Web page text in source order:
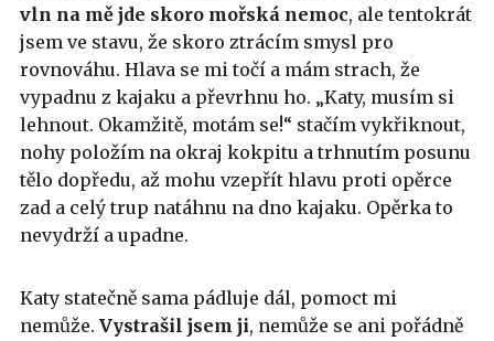
vln na mě jde skoro mořská nemoc, ale tentokrát
jsem ve stavu, že skoro ztrácím smysl pro
rovnováhu. Hlava se mi točí a mám strach, že
vypadnu z kajaku a převrhnu ho. „Katy, musím si
lehnout. Okamžitě, motám se!“ stačím vykřiknout,
nohy položím na okraj kokpitu a trhnutím posunu
tělo dopředu, až mohu vzepřít hlavu proti opěrce
zad a celý trup natáhnu na dno kajaku. Opěrka to
nevydrží a upadne.
Katy statečně sama pádluje dál, pomoct mi
nemůže. Vystrašil jsem ji, nemůže se ani pořádně